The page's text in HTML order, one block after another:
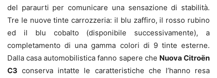
del paraurti per comunicare una sensazione di stabilità.
Tre le nuove tinte carrozzeria: il blu zaffiro, il rosso rubino
ed il blu cobalto (disponibile successivamente), a
completamento di una gamma colori di 9 tinte esterne.
Dalla casa automobilistica fanno sapere che Nuova Citroën
C3 conserva intatte le caratteristiche che l’hanno resa